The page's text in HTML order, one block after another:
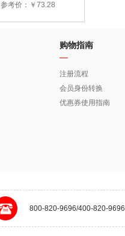
参考价：￥73.28
购物指南
注册流程
会员身份转换
优惠券使用指南
800-820-9696/400-820-9696